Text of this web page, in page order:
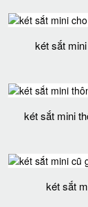
két sắt
két sắt mini
két sắt